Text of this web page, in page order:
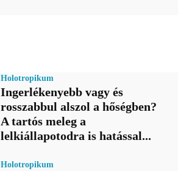
Holotropikum
Ingerlékenyebb vagy és
rosszabbul alszol a hőségben?
A tartós meleg a
lelkiállapotodra is hatással...
Holotropikum